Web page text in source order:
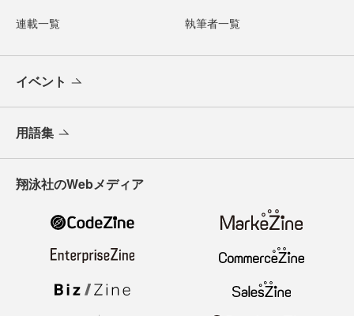
連載一覧 執筆者一覧
イベント
用語集
翔泳社のWebメディア